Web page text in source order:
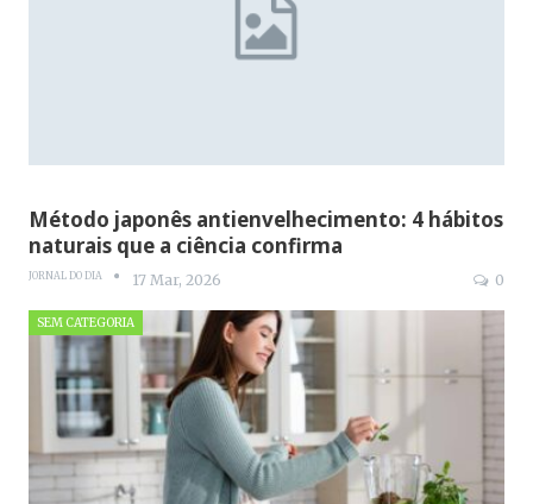
Método japonês antienvelhecimento: 4 hábitos
naturais que a ciência confirma
JORNAL DO DIA 17 Mar, 2026 0
SEM CATEGORIA